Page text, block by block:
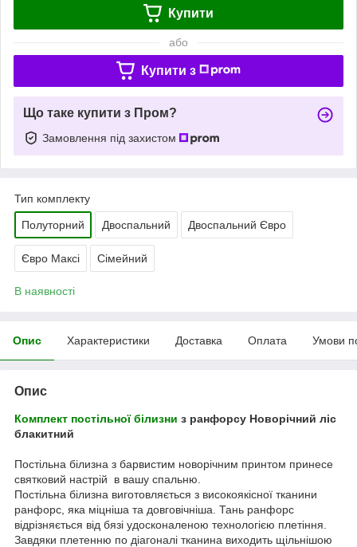
Купити
або
Купити з
Що таке купити з Пром?
Замовлення під захистом
Тип комплекту
Полуторний Двоспальний Двоспальний Євро
Євро Максі Сімейний
В наявності
Опис Характеристики Доставка Оплата Умови
Опис
Комплект постільної білизни з ранфорсу Новорічний ліс
блакитний
Постільна білизна з барвистим новорічним принтом принесе
святковий настрій в вашу спальню.
Постільна білизна виготовляється з високоякісної тканини
ранфорс, яка міцніша та довговічніша. Тань ранфорс
відрізняється від бязі удосконаленою технологією плетіння.
Завдяки плетенню по діагоналі тканина виходить щільнішою